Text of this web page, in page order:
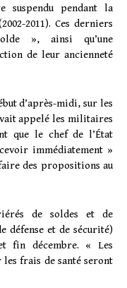
suspendu pendant la
2011). Ces derniers
», ainsi qu’une
de leur ancienneté
d’après-midi, sur les
appelé les militaires
que le chef de l’État
immédiatement »
des propositions au
de soldes et de
défense et de sécurité)
fin décembre. « Les
frais de santé seront